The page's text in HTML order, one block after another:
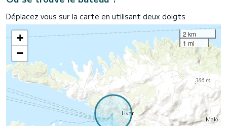
Déplacez vous sur la carte en utilisant deux doigts
+
−
2 km
1 mi